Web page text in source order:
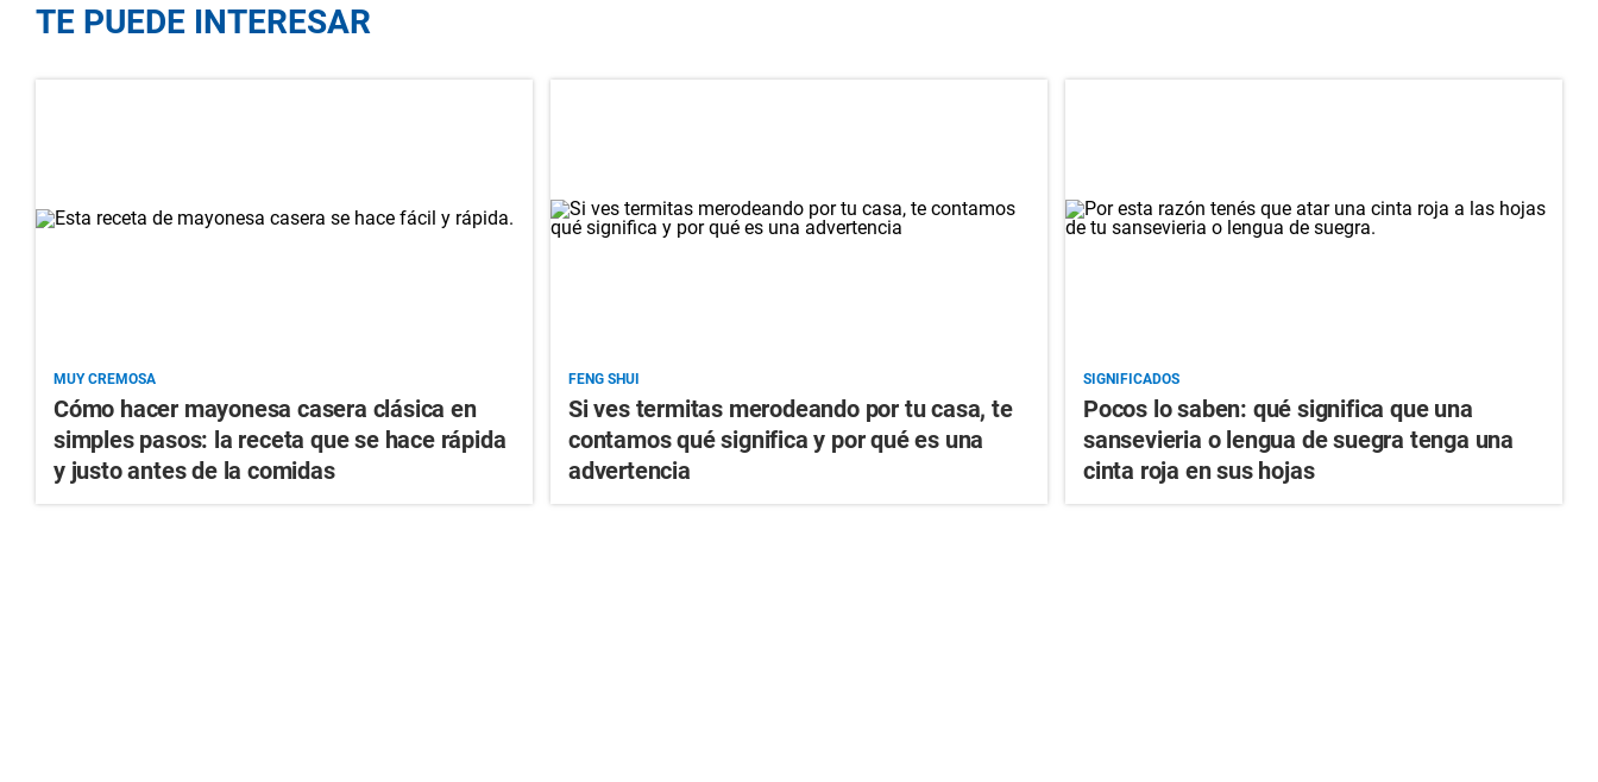
TE PUEDE INTERESAR
MUY CREMOSA
Cómo hacer mayonesa casera clásica en
simples pasos: la receta que se hace rápida
y justo antes de la comidas
FENG SHUI
Si ves termitas merodeando por tu casa, te
contamos qué significa y por qué es una
advertencia
SIGNIFICADOS
Pocos lo saben: qué significa que una
sansevieria o lengua de suegra tenga una
cinta roja en sus hojas